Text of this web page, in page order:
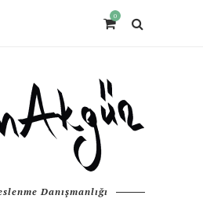
0
Danışmanlığı